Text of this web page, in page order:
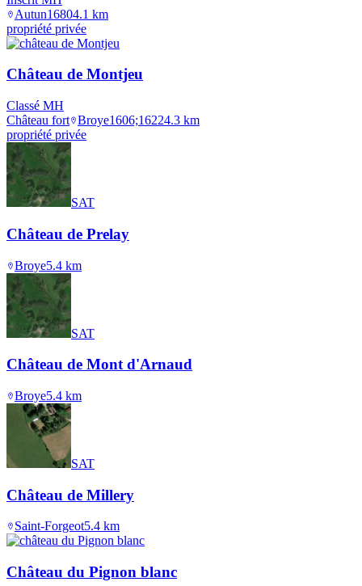
Autun16804.1 km
propriété privée
Château de Montjeu
Classé MH
Château fort Broye1606;16224.3 km
propriété privée
SAT
Château de Prelay
Broye5.4 km
SAT
Château de Mont d'Arnaud
Broye5.4 km
SAT
Château de Millery
Saint-Forgeot5.4 km
Château du Pignon blanc